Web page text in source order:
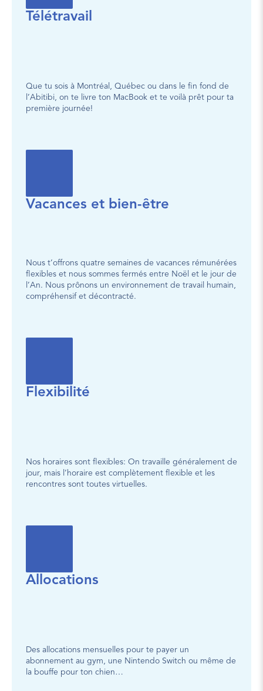
Télétravail
Que tu sois à Montréal, Québec ou dans le fin fond de
l’Abitibi, on te livre ton MacBook et te voilà prêt pour ta
première journée!
Vacances et bien-être
Nous t’offrons quatre semaines de vacances rémunérées
flexibles et nous sommes fermés entre Noël et le jour de
l’An. Nous prônons un environnement de travail humain,
compréhensif et décontracté.
Flexibilité
Nos horaires sont flexibles: On travaille généralement de
jour, mais l’horaire est complètement flexible et les
rencontres sont toutes virtuelles.
Allocations
Des allocations mensuelles pour te payer un
abonnement au gym, une Nintendo Switch ou même de
la bouffe pour ton chien…